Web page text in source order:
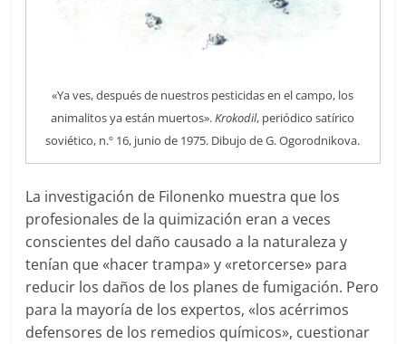
«Ya ves, después de nuestros pesticidas en el campo, los
animalitos ya están muertos».Krokodil, periódico satírico
soviético, n.º 16, junio de 1975. Dibujo de G. Ogorodnikova.
La investigación de Filonenko muestra que los
profesionales de la quimización eran a veces
conscientes del daño causado a la naturaleza y
tenían que «hacer trampa» y «retorcerse» para
reducir los daños de los planes de fumigación. Pero
para la mayoría de los expertos, «los acérrimos
defensores de los remedios químicos», cuestionar